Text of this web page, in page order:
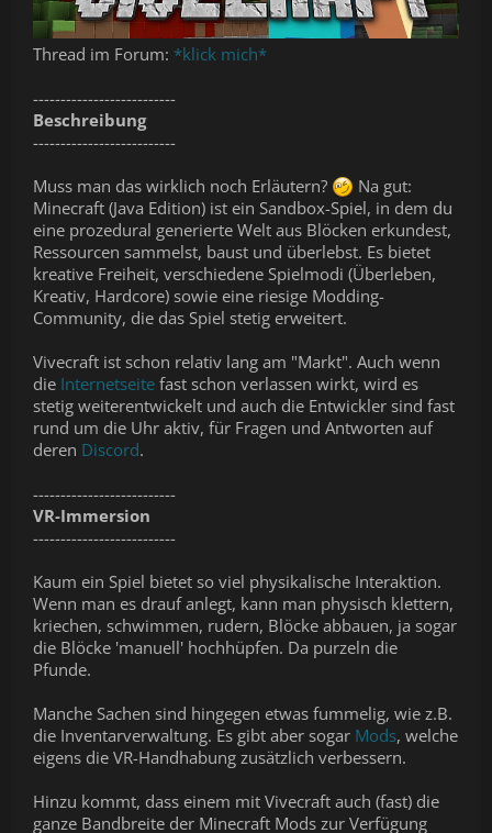
Thread im Forum: *klick mich*
--------------------------
Beschreibung
--------------------------
Muss man das wirklich noch Erläutern?
Na gut:
Minecraft (Java Edition) ist ein Sandbox-Spiel, in dem du
eine prozedural generierte Welt aus Blöcken erkundest,
Ressourcen sammelst, baust und überlebst. Es bietet
kreative Freiheit, verschiedene Spielmodi (Überleben,
Kreativ, Hardcore) sowie eine riesige Modding-
Community, die das Spiel stetig erweitert.
Vivecraft ist schon relativ lang am "Markt". Auch wenn
die Internetseite fast schon verlassen wirkt, wird es
stetig weiterentwickelt und auch die Entwickler sind fast
rund um die Uhr aktiv, für Fragen und Antworten auf
deren Discord.
--------------------------
VR-Immersion
--------------------------
Kaum ein Spiel bietet so viel physikalische Interaktion.
Wenn man es drauf anlegt, kann man physisch klettern,
kriechen, schwimmen, rudern, Blöcke abbauen, ja sogar
die Blöcke 'manuell' hochhüpfen. Da purzeln die
Pfunde.
Manche Sachen sind hingegen etwas fummelig, wie z.B.
die Inventarverwaltung. Es gibt aber sogar Mods, welche
eigens die VR-Handhabung zusätzlich verbessern.
Hinzu kommt, dass einem mit Vivecraft auch (fast) die
ganze Bandbreite der Minecraft Mods zur Verfügung